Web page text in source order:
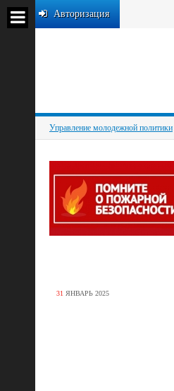
Авторизация
Управление молодежной политики
31 ЯНВАРЬ 2025